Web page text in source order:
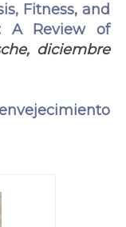
Fitness, and
A Review of
diciembre